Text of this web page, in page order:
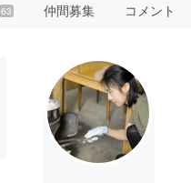
63 仲間募集 コメント